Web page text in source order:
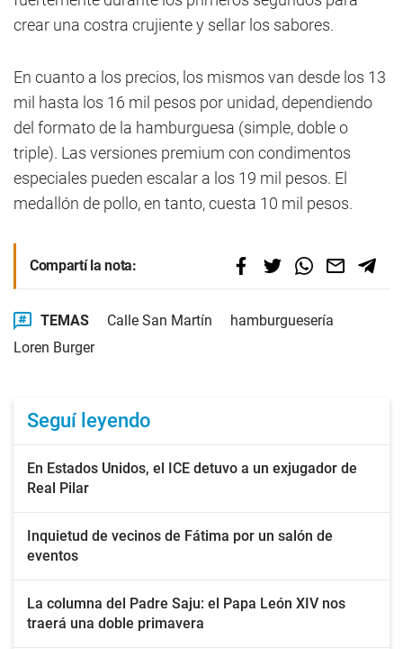
crear una costra crujiente y sellar los sabores.
En cuanto a los precios, los mismos van desde los 13
mil hasta los 16 mil pesos por unidad, dependiendo
del formato de la hamburguesa (simple, doble o
triple). Las versiones premium con condimentos
especiales pueden escalar a los 19 mil pesos. El
medallón de pollo, en tanto, cuesta 10 mil pesos.
Compartí la nota:
TEMAS Calle San Martín
hamburguesería
Loren Burger
Seguí leyendo
En Estados Unidos, el ICE detuvo a un exjugador de
Real Pilar
Inquietud de vecinos de Fátima por un salón de
eventos
La columna del Padre Saju: el Papa León XIV nos
traerá una doble primavera